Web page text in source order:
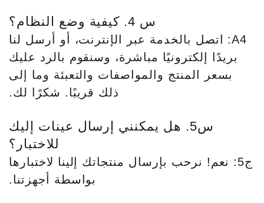
س 4. كيفية وضع النظام؟
A4: اتصل بالخدمة عبر الإنترنت، أو أرسل لنا
بريدًا إلكترونيًا مباشرة، وسنقوم بالرد عليك
بسعر المنتج والمواصفات والتعبئة وما إلى
ذلك قريبًا. شكرًا لك.
س5. هل يمكنني إرسال عينات إليك
للاختبار؟
ج5: نعم! نرحب بإرسال منتجاتك إلينا لاختبارها
بواسطة أجهزتنا.